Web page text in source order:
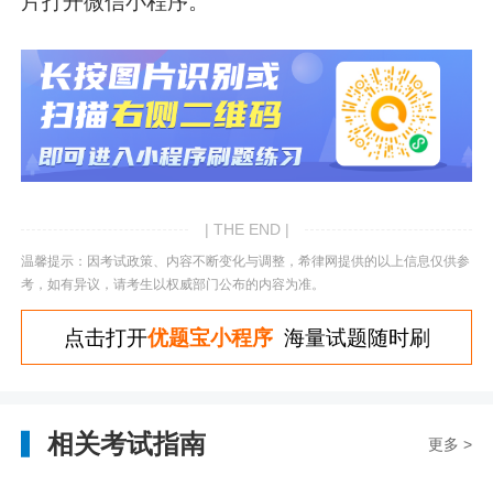
| THE END |
温馨提示：因考试政策、内容不断变化与调整，希律网提供的以上信息仅供参
考，如有异议，请考生以权威部门公布的内容为准。
点击打开优题宝小程序海量试题随时刷
相关考试指南 更多 >